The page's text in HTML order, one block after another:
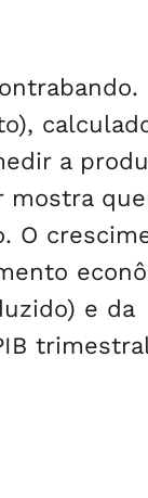
a
mostra
O
e da